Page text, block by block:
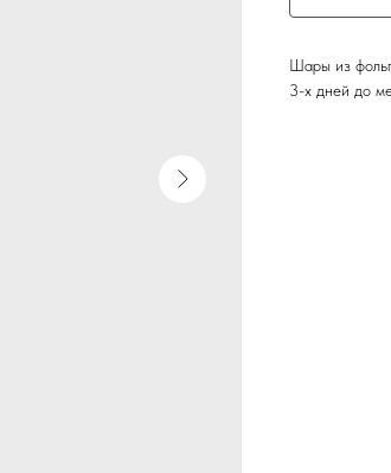
Шары из
3-х дней до